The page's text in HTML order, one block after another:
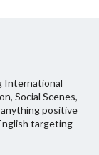
International
Social Scenes,
positive
targeting